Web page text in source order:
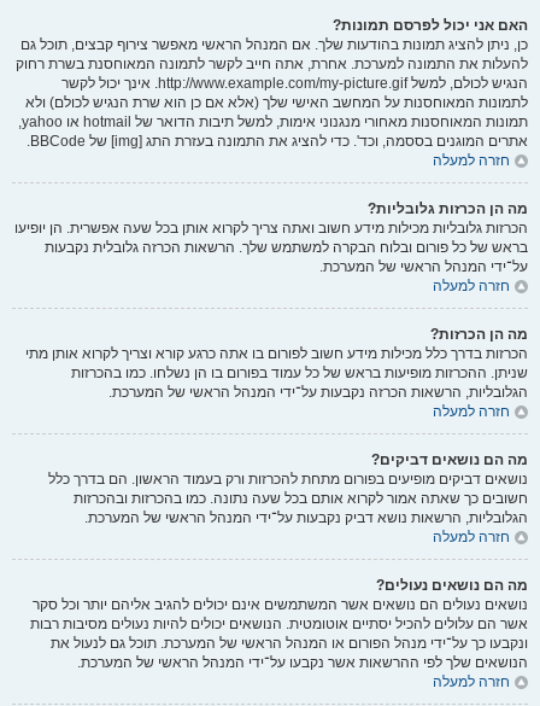
האם אני יכול לפרסם תמונות?
כן, ניתן להציג תמונות בהודעות שלך. אם המנהל הראשי מאפשר צירוף קבצים, תוכל גם
להעלות את התמונה למערכת. אחרת, אתה חייב לקשר לתמונה המאוחסנת בשרת רחוק
הנגיש לכולם, למשל http://www.example.com/my-picture.gif. אינך יכול לקשר
לתמונות המאוחסנות על המחשב האישי שלך (אלא אם כן הוא שרת הנגיש לכולם) ולא
תמונות המאוחסנות מאחורי מנגנוני אימות, למשל תיבות הדואר של hotmail או yahoo,
אתרים המוגנים בססמה, וכד'. כדי להציג את התמונה בעזרת התג [img] של BBCode.
חזרה למעלה
מה הן הכרזות גלובליות?
הכרזות גלובליות מכילות מידע חשוב ואתה צריך לקרוא אותן בכל שעה אפשרית. הן יופיעו
בראש של כל פורום ובלוח הבקרה למשתמש שלך. הרשאות הכרזה גלובלית נקבעות
על־ידי המנהל הראשי של המערכת.
חזרה למעלה
מה הן הכרזות?
הכרזות בדרך כלל מכילות מידע חשוב לפורום בו אתה כרגע קורא וצריך לקרוא אותן מתי
שניתן. ההכרזות מופיעות בראש של כל עמוד בפורום בו הן נשלחו. כמו בהכרזות
הגלובליות, הרשאות הכרזה נקבעות על־ידי המנהל הראשי של המערכת.
חזרה למעלה
מה הם נושאים דביקים?
נושאים דביקים מופיעים בפורום מתחת להכרזות ורק בעמוד הראשון. הם בדרך כלל
חשובים כך שאתה אמור לקרוא אותם בכל שעה נתונה. כמו בהכרזות ובהכרזות
הגלובליות, הרשאות נושא דביק נקבעות על־ידי המנהל הראשי של המערכת.
חזרה למעלה
מה הם נושאים נעולים?
נושאים נעולים הם נושאים אשר המשתמשים אינם יכולים להגיב אליהם יותר וכל סקר
אשר הם עלולים להכיל יסתיים אוטומטית. הנושאים יכולים להיות נעולים מסיבות רבות
ונקבעו כך על־ידי מנהל הפורום או המנהל הראשי של המערכת. תוכל גם לנעול את
הנושאים שלך לפי ההרשאות אשר נקבעו על־ידי המנהל הראשי של המערכת.
חזרה למעלה